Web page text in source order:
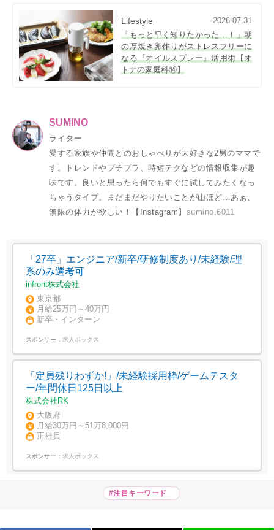
Lifestyle
2026.07.31
「もっと早く知りたかった…！」朝
の厚焼き卵作りがストレスフリーに
なる『オイルスプレー』活用術【オ
トナの家庭科⑭】
SUMINO
ライター
愛する家族や仲間とのおしゃべりが大好きな2男のママで
す。トレンドやプチプラ、時短テクなどの情報収集が趣
味です。良いと思ったら何でもすぐに試してみたくなっ
ちゃうタイプ。まだまだやりたいことが山ほど…あぁ、
無限の体力が欲しい！【Instagram】 sumino.6011
「27卒」エンジニア/新卒/研修制度あり/未経験/理
系のみ選考可
infront株式会社
東京都
月給25万円～40万円
新卒・インターン
スポンサー： 求人ボックス
「定員残りわずか!」/未経験採用枠/ゲームテスタ
ー/年間休日125日以上
株式会社RK
大阪府
月給30万円～51万8,000円
正社員
スポンサー： 求人ボックス
#注目キーワード